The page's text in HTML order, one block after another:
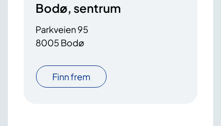
Bodø, sentrum
Parkveien 95
8005 Bodø
Finn frem